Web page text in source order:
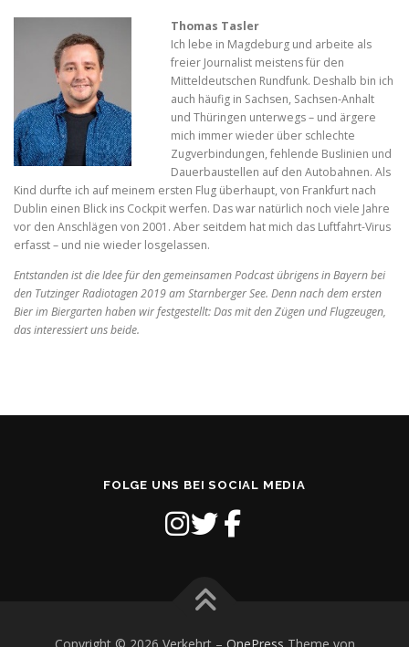
Thomas Tasler
Ich lebe in Magdeburg und arbeite als
freier Journalist meistens für den
Mitteldeutschen Rundfunk. Deshalb bin ich
auch häufig in Sachsen, Sachsen-Anhalt
und Thüringen unterwegs – und ärgere
mich immer wieder über schlechte
Zugverbindungen, fehlende Buslinien und
Dauerbaustellen auf den Autobahnen. Als
Kind durfte ich auf meinem ersten Flug überhaupt, von Frankfurt nach
Dublin einen Blick ins Cockpit werfen. Das war natürlich noch viele Jahre
vor den Anschlägen von 2001. Aber seitdem hat mich das Luftfahrt-Virus
erfasst – und nie wieder losgelassen.
Entstanden ist die Idee für den gemeinsamen Podcast übrigens in Bayern bei
den Tutzinger Radiotagen 2019 am Starnberger See. Denn nach dem ersten
Bier im Biergarten haben wir festgestellt: Das mit den Zügen und Flugzeugen,
das interessiert uns beide.
FOLGE UNS BEI SOCIAL MEDIA